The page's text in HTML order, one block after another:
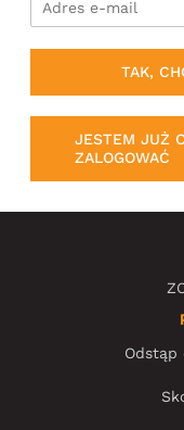
TAK,
JESTEM JUŻ
ZALOGOWAĆ
Odstąp